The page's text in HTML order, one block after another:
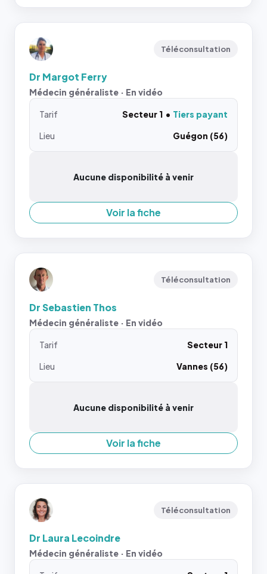
Téléconsultation
Dr Margot Ferry
Médecin généraliste · En vidéo
Tarif Secteur 1
Tiers payant
Lieu
Guégon (56)
Aucune disponibilité à venir
Voir la fiche
Téléconsultation
Dr Sebastien Thos
Médecin généraliste · En vidéo
Tarif
Secteur 1
Lieu
Vannes (56)
Aucune disponibilité à venir
Voir la fiche
Téléconsultation
Dr Laura Lecoindre
Médecin généraliste · En vidéo